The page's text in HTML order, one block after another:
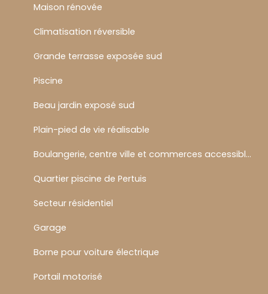
Maison rénovée
Climatisation réversible
Grande terrasse exposée sud
Piscine
Beau jardin exposé sud
Plain-pied de vie réalisable
Boulangerie, centre ville et commerces accessibles à pied
Quartier piscine de Pertuis
Secteur résidentiel
Garage
Borne pour voiture électrique
Portail motorisé